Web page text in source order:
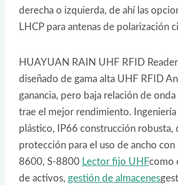
derecha o izquierda, de ahí las
LHCP para antenas de polarización
HUAYUAN RAIN UHF RFID
diseñado de gama alta UHF RFID
ganancia, pero baja relación de
trae el mejor rendimiento. Ingeniería
plástico, IP66 construcción robusta,
protección para el uso de ancho con
8600, S-8800 Lector fijo UHFcomo
de activos, gestión de almacenes